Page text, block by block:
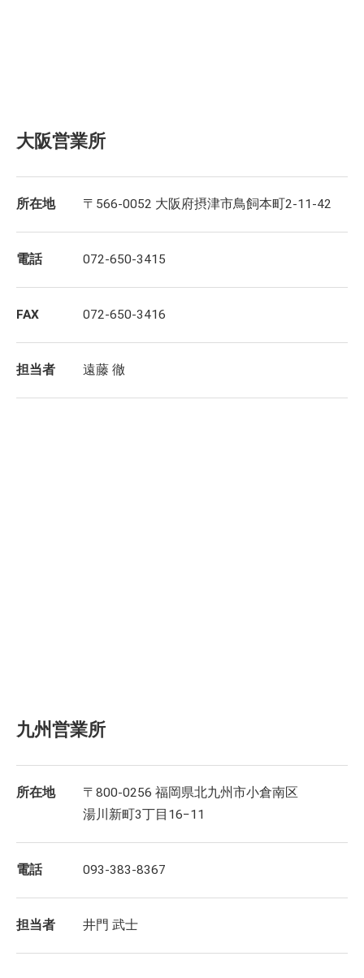
大阪営業所
所在地 〒566-0052 大阪府摂津市鳥飼本町2-11-42
電話 072-650-3415
FAX 072-650-3416
担当者 遠藤 徹
九州営業所
所在地
〒800-0256 福岡県北九州市小倉南区
湯川新町3丁目16−11
電話 093-383-8367
担当者 井門 武士